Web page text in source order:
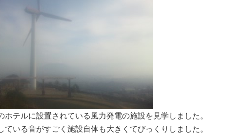
ホテルに設置されている風力発電の施設を見学しました。
ている音がすごく施設自体も大きくてびっくりしました。